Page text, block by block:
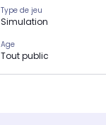
Type de jeu
Simulation
Age
Tout public